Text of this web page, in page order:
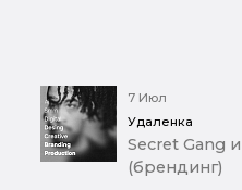
7 Июл
Удаленка
Secret Gang
(брендинг)